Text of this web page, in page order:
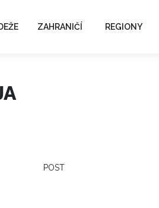
ZAHRANIČÍ REGIONY
POST